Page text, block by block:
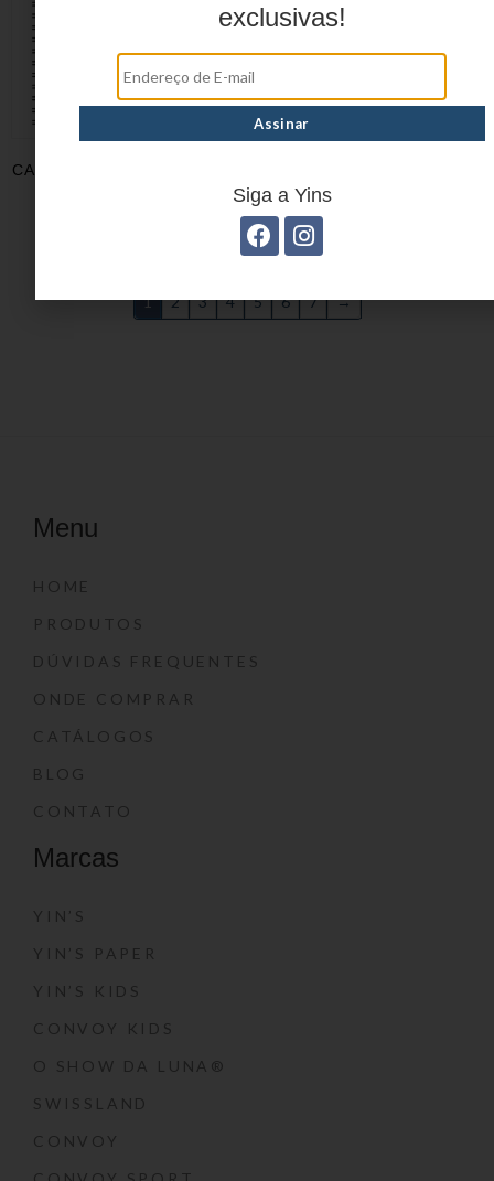
CADERNETA CUTE BEARS
BRASILIDADES YP8690
1 2 3 4 5 6 7 →
Menu
HOME
PRODUTOS
DÚVIDAS FREQUENTES
ONDE COMPRAR
CATÁLOGOS
BLOG
CONTATO
Marcas
YIN’S
YIN’S PAPER
YIN’S KIDS
CONVOY KIDS
O SHOW DA LUNA®
SWISSLAND
CONVOY
exclusivas!
Siga a Yins